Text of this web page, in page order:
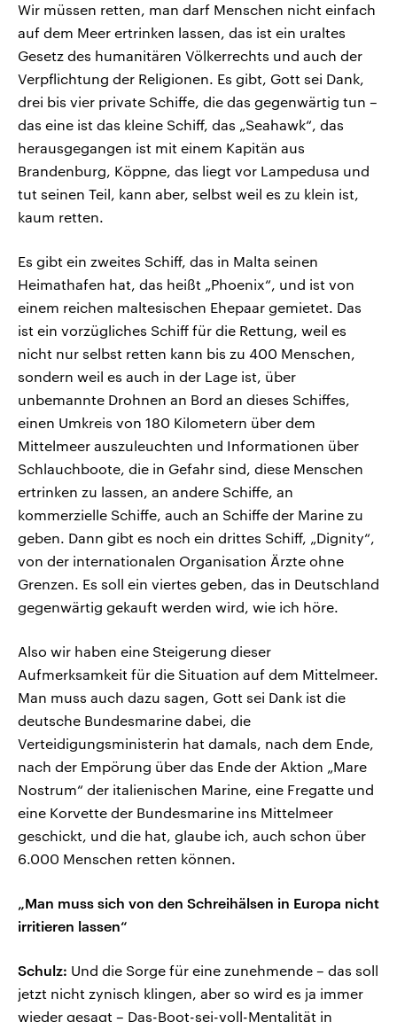
Wir müssen retten, man darf Menschen nicht einfach
auf dem Meer ertrinken lassen, das ist ein uraltes
Gesetz des humanitären Völkerrechts und auch der
Verpflichtung der Religionen. Es gibt, Gott sei Dank,
drei bis vier private Schiffe, die das gegenwärtig tun –
das eine ist das kleine Schiff, das „Seahawk“, das
herausgegangen ist mit einem Kapitän aus
Brandenburg, Köppne, das liegt vor Lampedusa und
tut seinen Teil, kann aber, selbst weil es zu klein ist,
kaum retten.
Es gibt ein zweites Schiff, das in Malta seinen
Heimathafen hat, das heißt „Phoenix“, und ist von
einem reichen maltesischen Ehepaar gemietet. Das
ist ein vorzügliches Schiff für die Rettung, weil es
nicht nur selbst retten kann bis zu 400 Menschen,
sondern weil es auch in der Lage ist, über
unbemannte Drohnen an Bord an dieses Schiffes,
einen Umkreis von 180 Kilometern über dem
Mittelmeer auszuleuchten und Informationen über
Schlauchboote, die in Gefahr sind, diese Menschen
ertrinken zu lassen, an andere Schiffe, an
kommerzielle Schiffe, auch an Schiffe der Marine zu
geben. Dann gibt es noch ein drittes Schiff, „Dignity“,
von der internationalen Organisation Ärzte ohne
Grenzen. Es soll ein viertes geben, das in Deutschland
gegenwärtig gekauft werden wird, wie ich höre.
Also wir haben eine Steigerung dieser
Aufmerksamkeit für die Situation auf dem Mittelmeer.
Man muss auch dazu sagen, Gott sei Dank ist die
deutsche Bundesmarine dabei, die
Verteidigungsministerin hat damals, nach dem Ende,
nach der Empörung über das Ende der Aktion „Mare
Nostrum“ der italienischen Marine, eine Fregatte und
eine Korvette der Bundesmarine ins Mittelmeer
geschickt, und die hat, glaube ich, auch schon über
6.000 Menschen retten können.
„Man muss sich von den Schreihälsen in Europa nicht
irritieren lassen“
Schulz: Und die Sorge für eine zunehmende – das soll
jetzt nicht zynisch klingen, aber so wird es ja immer
wieder gesagt – Das-Boot-sei-voll-Mentalität in